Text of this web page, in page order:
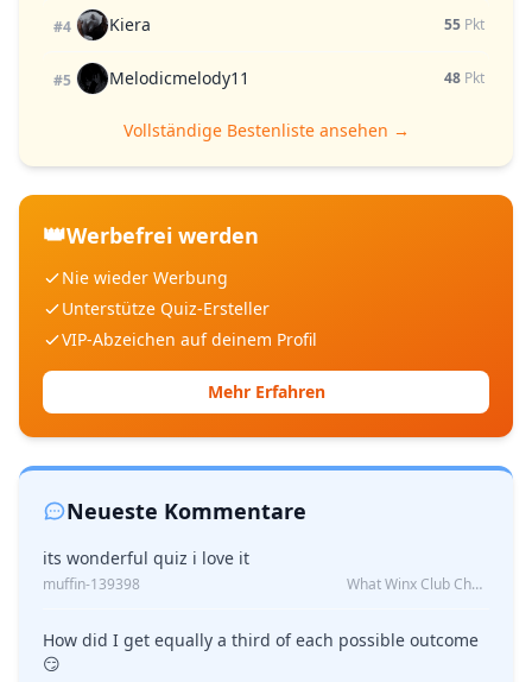
#4 Kiera 55 Pkt
#5 Melodicmelody11 48 Pkt
Vollständige Bestenliste ansehen →
👑Werbefrei werden
Nie wieder Werbung
Unterstütze Quiz-Ersteller
VIP-Abzeichen auf deinem Profil
Mehr Erfahren
Neueste Kommentare
its wonderful quiz i love it
muffin-139398 What Winx Club Character Are You?
How did I get equally a third of each possible outcome
😏